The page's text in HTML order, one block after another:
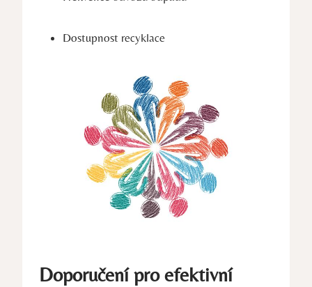
Dostupnost recyklace
Doporučení pro efektivní